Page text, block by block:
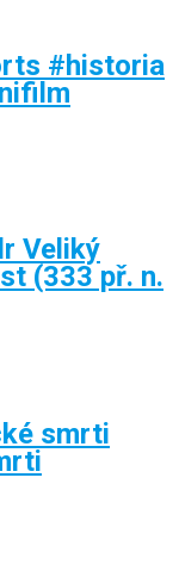
#historia
Veliký
(333 př. n.
smrti